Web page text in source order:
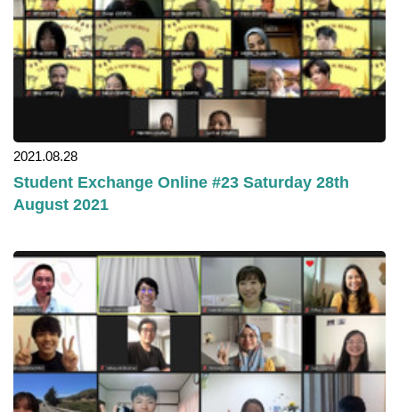
2021.08.28
Student Exchange Online #23 Saturday 28th
August 2021